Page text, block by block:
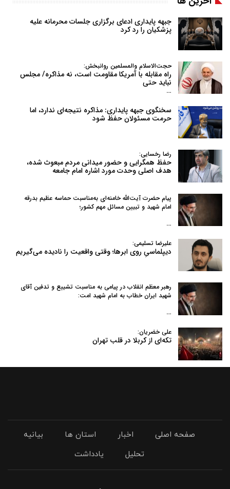
جبهه پایداری ادعای برگزاری جلسات محرمانه علیه
پزشکیان را رد کرد
حجت‌الاسلام والمسلمین روانبخش:
راه مقابله با آمریکا مقاومت است، نه مذاکره/ مجلس
نباید حتی
…
سخنگوی جبهه پایداری: مذاکره نتیجه‌ای ندارد، اما
حرمت مسئولان حفظ شود
رضا رخسایی:
حفظ همگرایی و حضور میدانی مردم مبعوث شده،
هدف اصلی وحدت مورد اشاره امام جامعه
پیام حضرت آیت‌الله خامنه‌ای به‌مناسبت حماسه عظیم بدرقه
امام شهید و تبیین مسائل مهم کشور؛
…
علیرضا تسلیمی:
دیپلماسیِ روی ابرها؛ وقتی واقعیت را نادیده می‌گیریم
رهبر معظم انقلاب در پیامی به‌ مناسبت تشییع و تدفین آقای
شهید ایران خطاب به امام شهید امت:
…
علی خضریان:
تکه‌ای از کربلا در قلب تهران
صفحه اصلی اخبار استان ها
بیانیه
تحلیل
یادداشت